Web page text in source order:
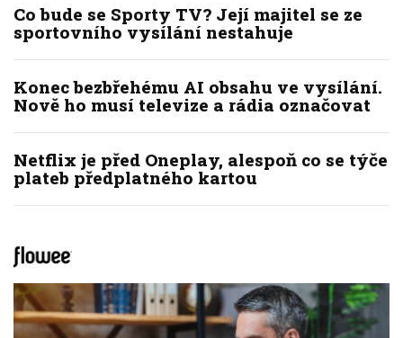
Co bude se Sporty TV? Její majitel se ze
sportovního vysílání nestahuje
Konec bezbřehému AI obsahu ve vysílání.
Nově ho musí televize a rádia označovat
Netflix je před Oneplay, alespoň co se týče
plateb předplatného kartou